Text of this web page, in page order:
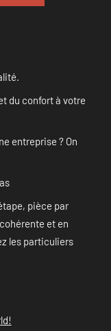
du confort à votre
entreprise ? On
pièce par
et en
les particuliers